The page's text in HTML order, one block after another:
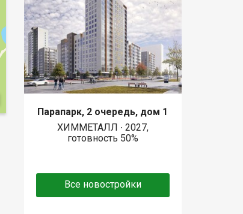
Парапарк, 2 очередь, дом 1
ХИММЕТАЛЛ ∙ 2027,
готовность 50%
Все новостройки